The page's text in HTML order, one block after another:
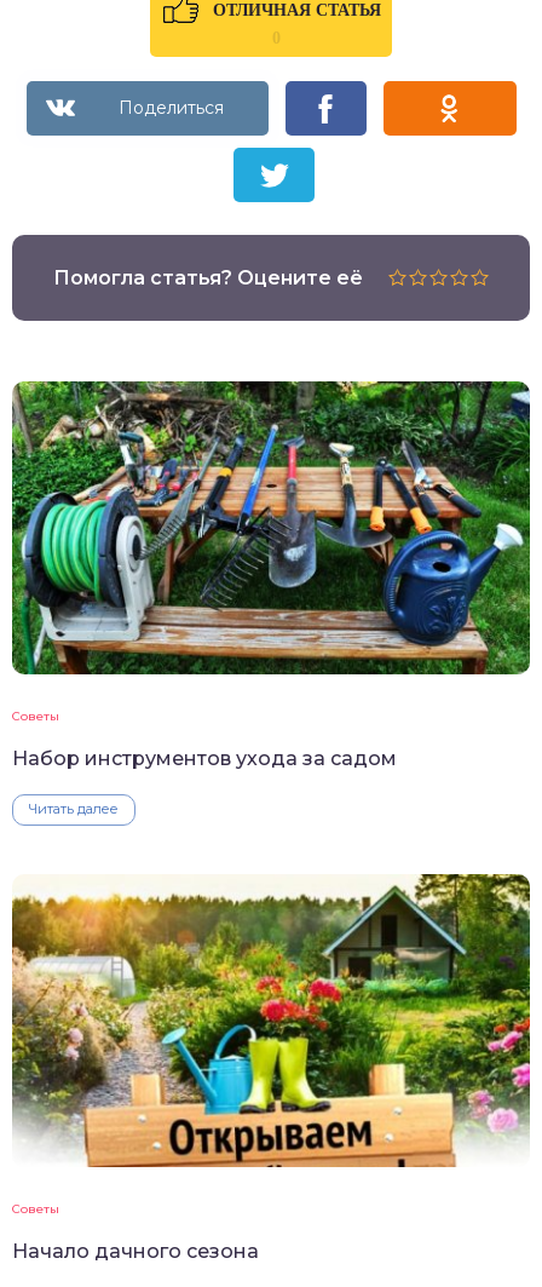
ОТЛИЧНАЯ СТАТЬЯ
0
Помогла статья? Оцените её
Советы
Набор инструментов ухода за садом
Читать далее
Советы
Начало дачного сезона